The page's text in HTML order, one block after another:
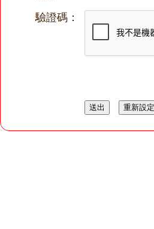
驗證碼：